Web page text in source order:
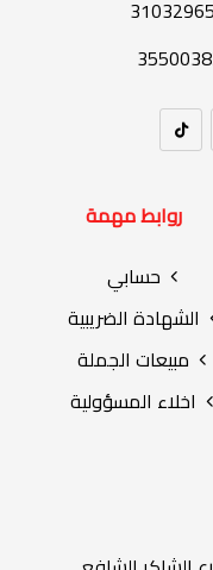
روابط مهمة
حسابي
الشهادة الضريبية
مبيعات الجملة
اخلاء المسؤولية